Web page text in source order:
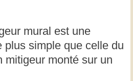
mural est une
plus simple que celle du
mitigeur monté sur un